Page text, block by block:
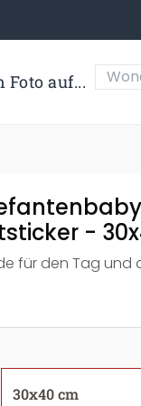
Foto auf...
-
für den Tag und
30x40 cm